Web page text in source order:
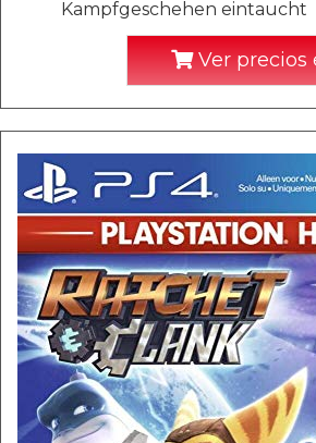
Kampfgeschehen eintaucht
Ver precios